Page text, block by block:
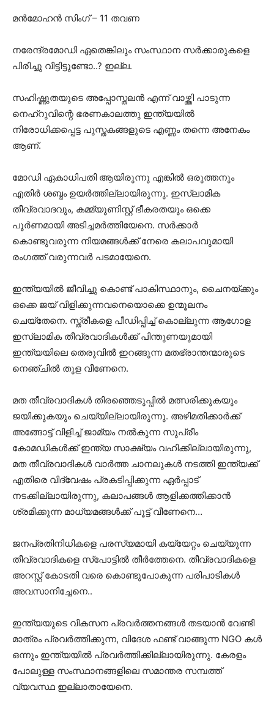
മൻമോഹൻ സിംഗ് – 11 തവണ
നരേന്ദ്രമോഡി ഏതെങ്കിലും സംസ്ഥാന സർക്കാരുകളെ
പിരിച്ചു വിട്ടിട്ടുണ്ടോ..? ഇല്ല.
സഹിഷ്ണുതയുടെ അപ്പോസ്തലൻ എന്ന് വാഴ്ത്തി പാടുന്ന
നെഹ്‌റുവിന്റെ ഭരണകാലത്തു ഇന്ത്യയിൽ
നിരോധിക്കപ്പെട്ട പുസ്തകങ്ങളുടെ എണ്ണം തന്നെ അനേകം
ആണ്.
മോഡി ഏകാധിപതി ആയിരുന്നു എങ്കിൽ ഒരുത്തനും
എതിർ ശബ്ദം ഉയർത്തില്ലായിരുന്നു. ഇസ്ലാമിക
തീവ്രവാദവും, കമ്മ്യൂണിസ്റ്റ്‌ ഭീകരതയും ഒക്കെ
പൂർണമായി അടിച്ചമർത്തിയേനെ. സർക്കാർ
കൊണ്ടുവരുന്ന നിയമങ്ങൾക്ക് നേരെ കലാപവുമായി
രംഗത്ത് വരുന്നവർ പടമായേനെ.
ഇന്ത്യയിൽ ജീവിച്ചു കൊണ്ട് പാകിസ്ഥാനും, ചൈനയ്ക്കും
ഒക്കെ ജയ് വിളിക്കുന്നവനെയൊക്കെ ഉന്മൂലനം
ചെയ്തേനെ. സ്ത്രീകളെ പീഡിപ്പിച്ച് കൊല്ലുന്ന ആഗോള
ഇസ്ലാമിക തീവ്രവാദികൾക്ക് പിന്തുണയുമായി
ഇന്ത്യയിലെ തെരുവിൽ ഇറങ്ങുന്ന മതഭ്രാന്തന്മാരുടെ
നെഞ്ചിൽ തുള വീണേനെ.
മത തീവ്രവാദികൾ തിരഞ്ഞെടുപ്പിൽ മത്സരിക്കുകയും
ജയിക്കുകയും ചെയ്യില്ലായിരുന്നു. അഴിമതിക്കാർക്ക്
അങ്ങോട്ട് വിളിച്ച് ജാമ്യം നൽകുന്ന സുപ്രീം
കോമഡികൾക്ക്‌ ഇന്ത്യ സാക്ഷ്യം വഹിക്കില്ലായിരുന്നു,
മത തീവ്രവാദികൾ വാർത്ത ചാനലുകൾ നടത്തി ഇന്ത്യക്ക്
എതിരെ വിദ്വേഷം പ്രകടിപ്പിക്കുന്ന ഏർപ്പാട്
നടക്കില്ലായിരുന്നു, കലാപങ്ങൾ ആളിക്കത്തിക്കാൻ
ശ്രമിക്കുന്ന മാധ്യമങ്ങൾക്ക്‌ പൂട്ട് വീണേനെ…
ജനപ്രതിനിധികളെ പരസ്യമായി കയ്യേറ്റം ചെയ്യുന്ന
തീവ്രവാദികളെ സ്പോട്ടിൽ തീർത്തേനെ. തീവ്രവാദികളെ
അറസ്റ്റ് കോടതി വരെ കൊണ്ടുപോകുന്ന പരിപാടികൾ
അവസാനിച്ചേനെ..
ഇന്ത്യയുടെ വികസന പ്രവർത്തനങ്ങൾ തടയാൻ വേണ്ടി
മാത്രം പ്രവർത്തിക്കുന്ന, വിദേശ ഫണ്ട്‌ വാങ്ങുന്ന NGO കൾ
ഒന്നും ഇന്ത്യയിൽ പ്രവർത്തിക്കില്ലായിരുന്നു. കേരളം
പോലുള്ള സംസ്ഥാനങ്ങളിലെ സമാന്തര സമ്പത്ത്
വ്യവസ്ഥ ഇല്ലാതായേനെ.